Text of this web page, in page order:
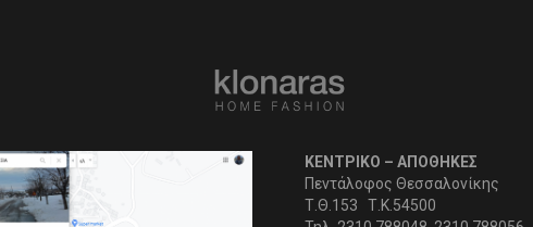
ΚΕΝΤΡΙΚΟ – ΑΠΟΘΗΚΕΣ
Πεντάλοφος Θεσσαλονίκης
Τ.Θ.153 Τ.Κ.54500